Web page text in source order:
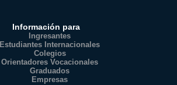
Información para
Ingresantes
Estudiantes Internacionales
Colegios
Orientadores Vocacionales
Graduados
Empresas